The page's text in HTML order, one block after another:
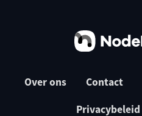
Over ons Contact
Privacybeleid